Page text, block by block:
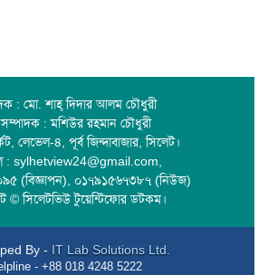
: মো. শাহ্ দিদার আলম চৌধুরী
: মশিউর রহমান চৌধুরী
লেভেল-৪, পূর্ব জিন্দাবাজার, সিলেট।
: sylhetview24@gmail.com,
(বিজ্ঞাপন), ০১৭৯১৫৬৭৩৮৭ (নিউজ)
© সিলেটভিউ টুয়েন্টিফোর ডটকম।
By - IT Lab Solutions Ltd.
- +88 018 4248 5222